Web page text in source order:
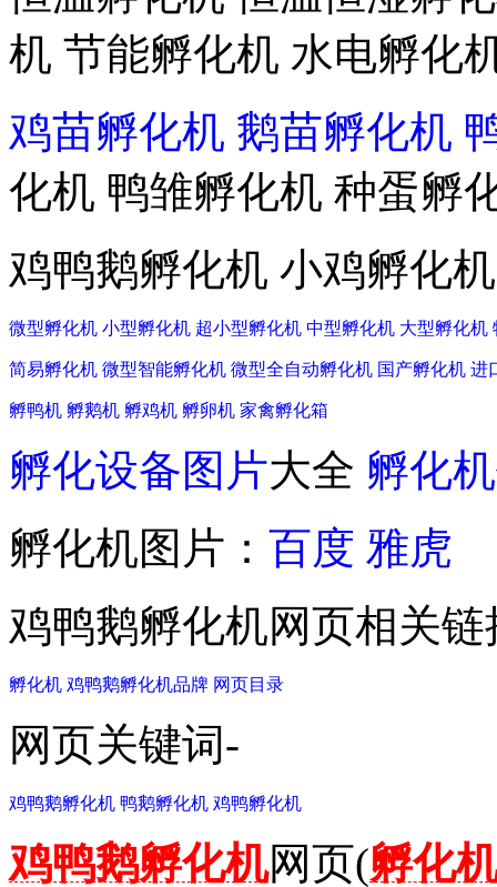
机 节能孵化机 水电孵化
鸡苗孵化机 鹅苗孵化机
化机 鸭雏孵化机 种蛋孵
鸡鸭鹅孵化机 小鸡孵化机
微型孵化机 小型孵化机 超小型孵化机 中型孵化机 大型孵化机
简易孵化机 微型智能孵化机 微型全自动孵化机 国产孵化机 进
孵鸭机 孵鹅机 孵鸡机 孵卵机 家禽孵化箱
孵化设备图片大全 孵化
孵化机图片： 百度 雅虎
鸡鸭鹅孵化机网页相关链
孵化机 鸡鸭鹅孵化机品牌 网页目录
网页关键词-
鸡鸭鹅孵化机 鸭鹅孵化机 鸡鸭孵化机
鸡鸭鹅孵化机网页(孵化